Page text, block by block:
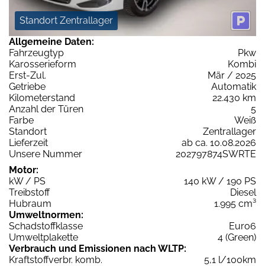
Standort Zentrallager
Allgemeine Daten:
Fahrzeugtyp
Pkw
Karosserieform
Kombi
Erst-Zul.
Mär / 2025
Getriebe
Automatik
Kilometerstand
22.430 km
Anzahl der Türen
5
Farbe
Weiß
Standort
Zentrallager
Lieferzeit
ab ca. 10.08.2026
Unsere Nummer
202797874SWRTE
Motor:
kW / PS
140 kW / 190 PS
Treibstoff
Diesel
Hubraum
1.995 cm³
Umweltnormen:
Schadstoffklasse
Euro6
Umweltplakette
4 (Green)
Verbrauch und Emissionen nach WLTP:
Kraftstoffverbr. komb.
5,1 l/100km